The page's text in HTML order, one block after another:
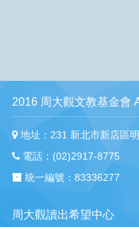
2016 周大觀文教基金會
地址：231 新北市新店區
電話：(02)2917-8775
統一編號：83336277
周大觀讀出希望中心